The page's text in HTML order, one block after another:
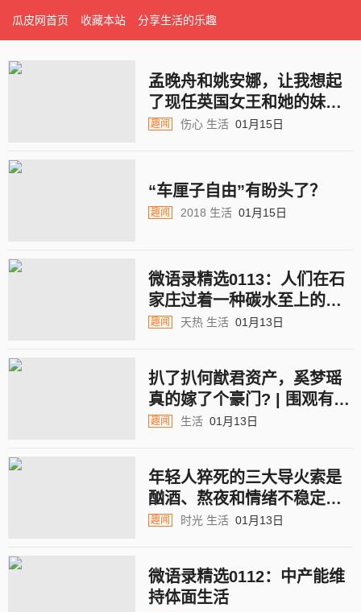
瓜皮网首页 收藏本站 分享生活的乐趣
孟晚舟和姚安娜，让我想起
了现任英国女王和她的妹妹
玛格丽特
趣闻 伤心 生活 01月15日
“车厘子自由”有盼头了？
趣闻 2018 生活 01月15日
微语录精选0113：人们在石
家庄过着一种碳水至上的生
活
趣闻 天热 生活 01月13日
扒了扒何猷君资产，奚梦瑶
真的嫁了个豪门? | 围观有钱
人
趣闻 生活 01月13日
年轻人猝死的三大导火索是
酗酒、熬夜和情绪不稳定，
这背后的外因是啥？
趣闻 时光 生活 01月13日
微语录精选0112：中产能维
持体面生活